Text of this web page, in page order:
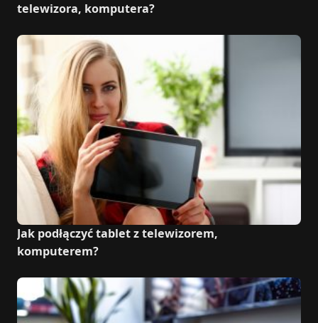
telewizora, komputera?
Jak podłączyć tablet z telewizorem,
komputerem?